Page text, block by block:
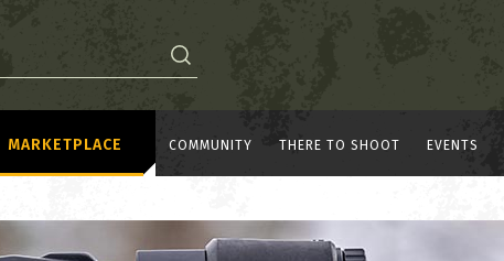
MARKETPLACE COMMUNITY THERE TO SHOOT EVENTS